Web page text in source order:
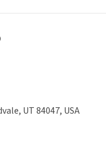
UT 84047, USA